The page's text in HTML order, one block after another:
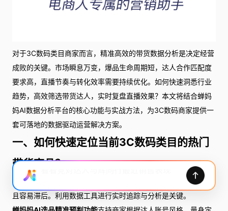
对于3C数码类目商家而言，精准高效的带货数据分析是决定经营
成败的关键。市场瞬息万变，爆品生命周期短，达人合作匹配度
要求高，直播节奏与转化效率需要持续优化。如何快速洞悉行业
趋势，高效筛选带货达人，实时复盘直播效果？本文将结合蝉妈
妈AI数据分析平台的核心功能与实战方法，为3C数码商家提供一
套可落地的数据驱动运营解决方案。
一、如何快速定位当前3C数码类目的热门
带货商品？
选品是3C带货的起点，传统方式依赖经验或手动筛选榜单，耗时
且容易滞后。利用数据工具进行实时追踪与分析是关键。